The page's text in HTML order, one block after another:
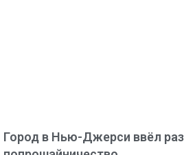
Город в Нью-Джерси ввёл